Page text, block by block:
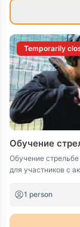
Temporarily
Обучение
Обучение стрельбе
для участников с
1 person